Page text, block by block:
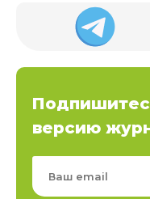
версию